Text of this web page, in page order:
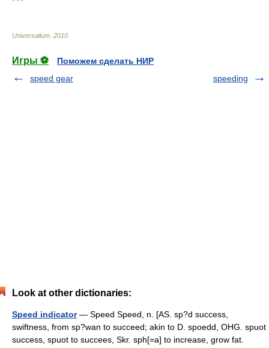
Universalium 2010
Игры ⚽
Поможем сделать НИР
speed gear
speeding
Look at other dictionaries:
Speed indicator— Speed Speed, n. [AS. sp?d success,
swiftness, from sp?wan to succeed; akin to D. spoedd, OHG. spuot
success, spuot to succees, Skr. sph[=a] to increase, grow fat.